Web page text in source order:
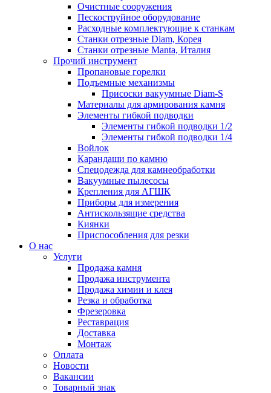
Очистные сооружения
Пескоструйное оборудование
Расходные комплектующие к станкам
Станки отрезные Diam, Корея
Станки отрезные Manta, Италия
Прочий инструмент
Пропановые горелки
Подъeмные механизмы
Присоски вакуумные Diam-S
Материалы для армирования камня
Элементы гибкой подводки
Элементы гибкой подводки 1/2
Элементы гибкой подводки 1/4
Войлок
Карандаши по камню
Спецодежда для камнеобработки
Вакуумные пылесосы
Крепления для АГШК
Приборы для измерения
Антискользящие средства
Киянки
Приспособления для резки
О нас
Услуги
Продажа камня
Продажа инструмента
Продажа химии и клея
Резка и обработка
Фрезеровка
Реставрация
Доставка
Монтаж
Оплата
Новости
Вакансии
Товарный знак